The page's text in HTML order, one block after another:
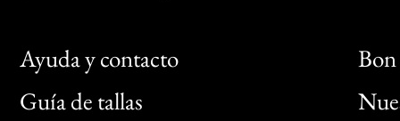
Ayuda y contacto
Guía de tallas